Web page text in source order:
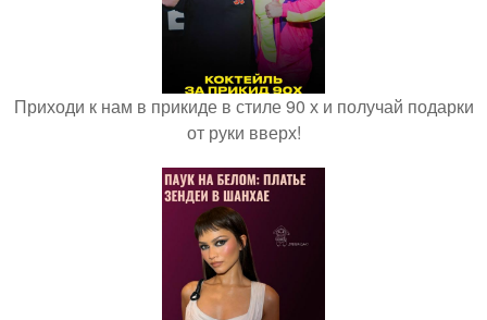
Приходи к нам в прикиде в стиле 90 х и получай подарки
от руки вверх!